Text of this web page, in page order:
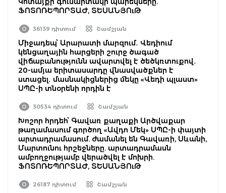
ՖՈՏՈՌԵՊՈՐՏԱԺ, ՏԵՍԱՆՅՈւԹ
36139 դիտում Շամշյան
Միջադեպ՝ Արարատի մարզում․ Վեդիում
կենցաղային հարցերի շուրջ ծագած
վիճաբանությունն ավարտվել է ծեծկռտուքով․
20-ամյա երիտասարդը վնասվածքներ է
ստացել․ մասնակիցներից մեկը «Վեդի պլաստ»
ՍՊԸ-ի տնօրենի որդին է
30534 դիտում Շամշյան
Խոշոր հրդեհ՝ Գավառ քաղաքի Արծվաքար
թաղամասում գործող «Ավդո Մեկ» ՍՊԸ-ի փայտի
արտադրամասում. ժամանել են Գավառի, Սևանի,
Մարտունու հրշեջները. արտադրամասն
ամբողջությամբ վերածվել է մոխրի.
ՖՈՏՈՌԵՊՈՐՏԱԺ, ՏԵՍԱՆՅՈւԹ
26187 դիտում Շամշյան